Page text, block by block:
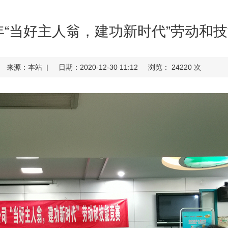
当好主人翁，建功新时代”劳动和
来源：本站 | 日期：2020-12-30 11:12 浏览： 24220 次